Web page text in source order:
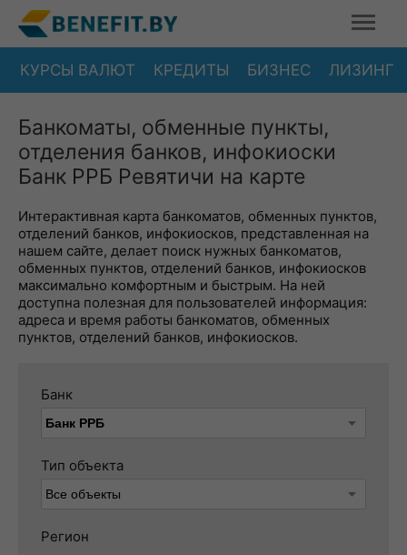
КУРСЫ ВАЛЮТ КРЕДИТЫ БИЗНЕС ЛИЗИНГ
Банкоматы, обменные пункты,
отделения банков, инфокиоски
Банк РРБ Ревятичи на карте
Интерактивная карта банкоматов, обменных пунктов,
отделений банков, инфокиосков, представленная на
нашем сайте, делает поиск нужных банкоматов,
обменных пунктов, отделений банков, инфокиосков
максимально комфортным и быстрым. На ней
доступна полезная для пользователей информация:
адреса и время работы банкоматов, обменных
пунктов, отделений банков, инфокиосков.
Банк
Тип объекта
Регион